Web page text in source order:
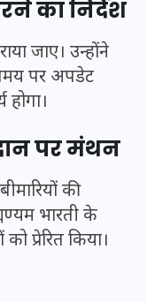
का निर्देश
जाए। उन्होंने
पर अपडेट
पर मंथन
की
भारती के
प्रेरित किया।
के पदों
जारी,